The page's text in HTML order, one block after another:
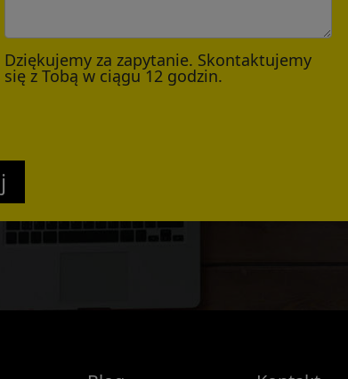
Dziękujemy za zapytanie. Skontaktujemy
się z Tobą w ciągu 12 godzin.